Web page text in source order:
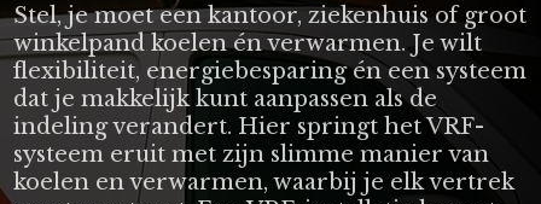
Stel, je moet een kantoor, ziekenhuis of groot
winkelpand koelen én verwarmen. Je wilt
flexibiliteit, energiebesparing én een systeem
dat je makkelijk kunt aanpassen als de
indeling verandert. Hier springt het VRF-
systeem eruit met zijn slimme manier van
koelen en verwarmen, waarbij je elk vertrek